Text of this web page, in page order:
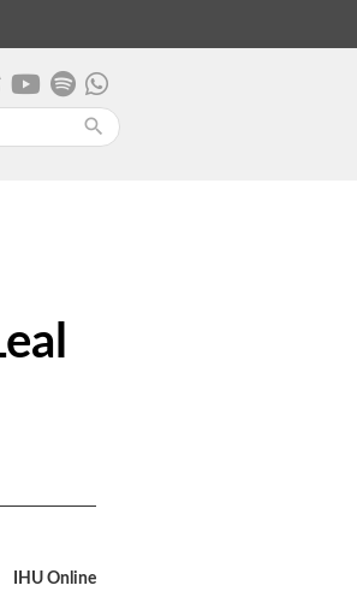
search
IHU Online